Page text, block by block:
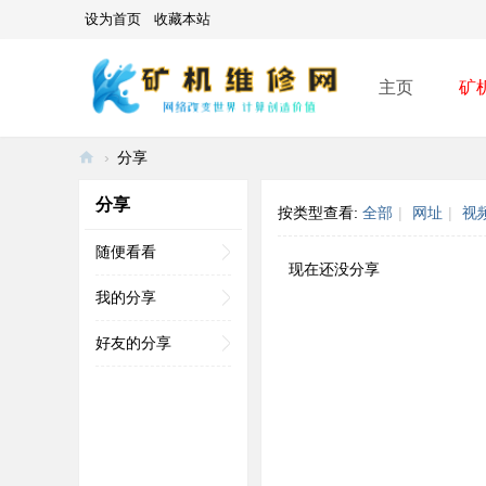
设为首页 收藏本站
主页 矿
› 分享
分享
随便看看
我的分享
好友的分享
按类型查看: 全部 | 网址 | 视
现在还没分享